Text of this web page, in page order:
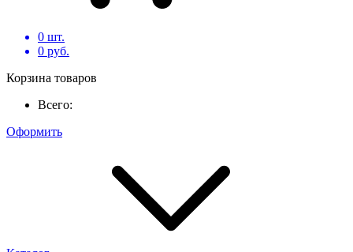
0 шт.
0 руб.
Корзина товаров
Всего:
Оформить